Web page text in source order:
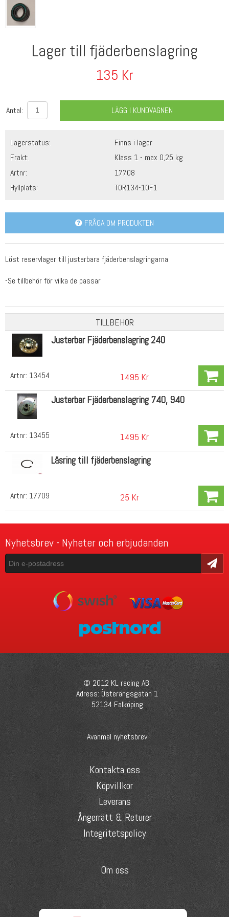
Lager till fjäderbenslagring
135 Kr
Antal: LÄGG I KUNDVAGNEN
Lagerstatus:
Finns i lager
Frakt:
Klass 1 - max 0,25 kg
Artnr:
17708
Hyllplats:
TOR134-10F1
FRÅGA OM PRODUKTEN
Löst reservlager till justerbara fjäderbenslagringarna
-Se tillbehör för vilka de passar
TILLBEHÖR
Artnr: 13454
Justerbar Fjäderbenslagring 240
1495 Kr
Artnr: 13455
Justerbar Fjäderbenslagring 740, 940
1495 Kr
Artnr: 17709
Låsring till fjäderbenslagring
25 Kr
Nyhetsbrev - Nyheter och erbjudanden
Skicka
© 2012 KL racing AB.
Adress: Österängsgatan 1
52134 Falköping
Avanmäl nyhetsbrev
Kontakta oss
Köpvillkor
Leverans
Ångerrätt & Returer
Integritetspolicy
Om oss